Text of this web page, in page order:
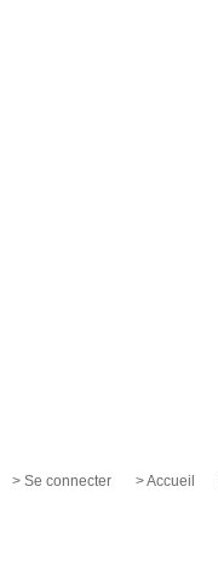
> Se connecter > Accueil